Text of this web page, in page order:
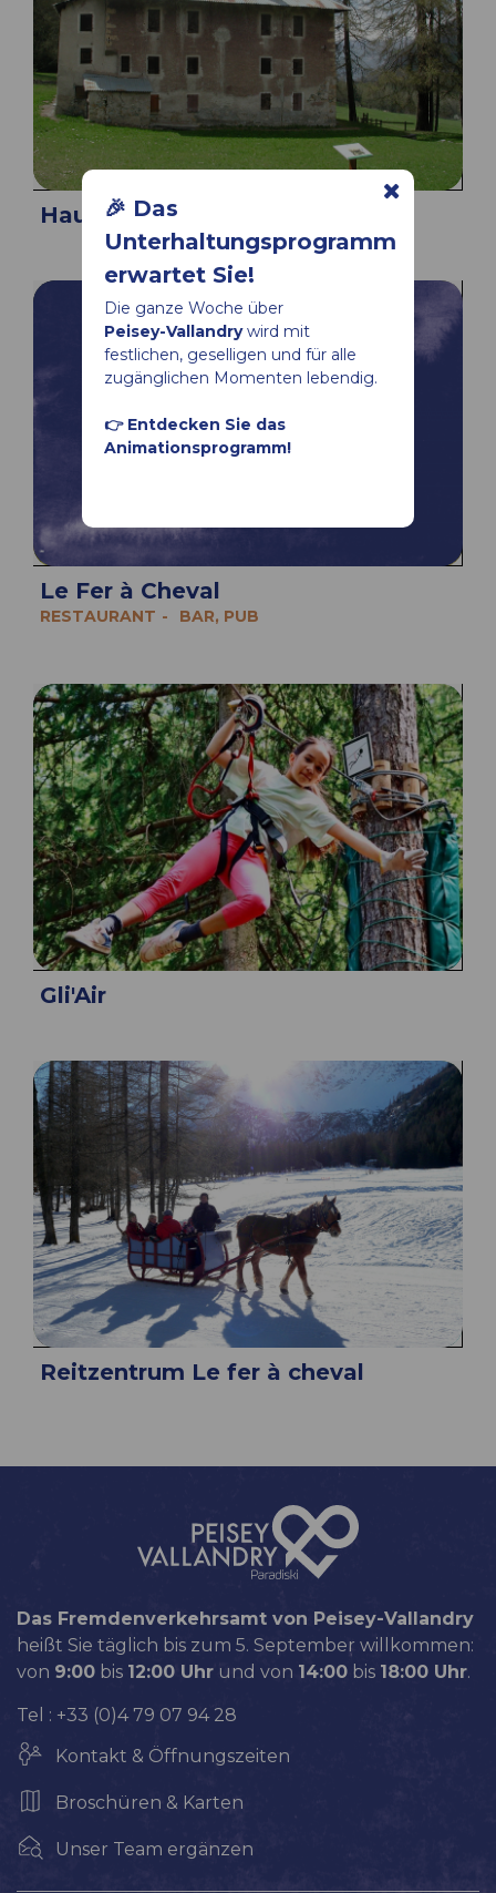
🎉 Das
Unterhaltungsprogramm
erwartet Sie!
Die ganze Woche über
Peisey-Vallandrywird mit
festlichen, geselligen und für alle
zugänglichen Momenten lebendig.
👉 Entdecken Sie das
Animationsprogramm!
Haus des Bergwerks
Le Fer à Cheval
RESTAURANT BAR, PUB
Gli'Air
Reitzentrum Le fer à cheval
Das Fremdenverkehrsamt von Peisey-Vallandry
heißt Sie täglich bis zum 5. September willkommen:
von 9:00 bis 12:00 Uhr und von 14:00 bis 18:00 Uhr.
Tel : +33 (0)4 79 07 94 28
Kontakt & Öffnungszeiten
Broschüren & Karten
Unser Team ergänzen